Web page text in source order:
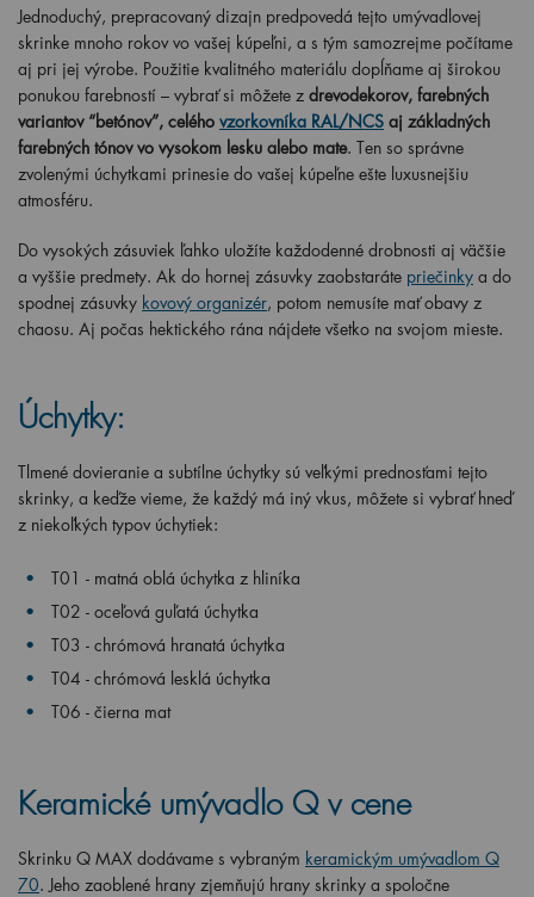
Jednoduchý, prepracovaný dizajn predpovedá tejto umývadlovej
skrinke mnoho rokov vo vašej kúpeľni, a s tým samozrejme počítame
aj pri jej výrobe. Použitie kvalitného materiálu dopĺňame aj širokou
ponukou farebností – vybrať si môžete z drevodekorov, farebných
variantov “betónov”, celého vzorkovníka RAL/NCS aj základných
farebných tónov vo vysokom lesku alebo mate. Ten so správne
zvolenými úchytkami prinesie do vašej kúpeľne ešte luxusnejšiu
atmosféru.
Do vysokých zásuviek ľahko uložíte každodenné drobnosti aj väčšie
a vyššie predmety. Ak do hornej zásuvky zaobstaráte priečinky a do
spodnej zásuvky kovový organizér, potom nemusíte mať obavy z
chaosu. Aj počas hektického rána nájdete všetko na svojom mieste.
Úchytky:
Tlmené dovieranie a subtílne úchytky sú veľkými prednosťami tejto
skrinky, a keďže vieme, že každý má iný vkus, môžete si vybrať hneď
z niekoľkých typov úchytiek:
T01 - matná oblá úchytka z hliníka
T02 - oceľová guľatá úchytka
T03 - chrómová hranatá úchytka
T04 - chrómová lesklá úchytka
T06 - čierna mat
Keramické umývadlo Q v cene
Skrinku Q MAX dodávame s vybraným keramickým umývadlom Q
70. Jeho zaoblené hrany zjemňujú hrany skrinky a spoločne